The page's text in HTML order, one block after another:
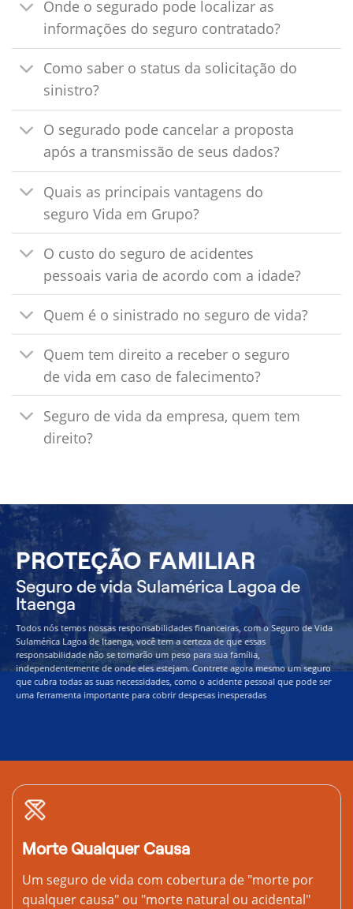
Onde o segurado pode localizar as
informações do seguro contratado?
Como saber o status da solicitação do
sinistro?
O segurado pode cancelar a proposta
após a transmissão de seus dados?
Quais as principais vantagens do
seguro Vida em Grupo?
O custo do seguro de acidentes
pessoais varia de acordo com a idade?
Quem é o sinistrado no seguro de vida?
Quem tem direito a receber o seguro
de vida em caso de falecimento?
Seguro de vida da empresa, quem tem
direito?
PROTEÇÃO FAMILIAR
Seguro de vida Sulamérica Lagoa de
Itaenga
Todos nós temos nossas responsabilidades financeiras, com o Seguro de Vida
Sulamérica Lagoa de Itaenga, você tem a certeza de que essas
responsabilidade não se tornarão um peso para sua família,
independentemente de onde eles estejam. Contrete agora mesmo um seguro
que cubra todas as suas necessidades, como o acidente pessoal que pode ser
uma ferramenta importante para cobrir despesas inesperadas
Morte Qualquer Causa
Um seguro de vida com cobertura de "morte por
qualquer causa" ou "morte natural ou acidental"